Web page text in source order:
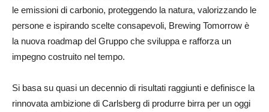
le emissioni di carbonio, proteggendo la natura, valorizzando le
persone e ispirando scelte consapevoli, Brewing Tomorrow è
la nuova roadmap del Gruppo che sviluppa e rafforza un
impegno costruito nel tempo.
Si basa su quasi un decennio di risultati raggiunti e definisce la
rinnovata ambizione di Carlsberg di produrre birra per un oggi